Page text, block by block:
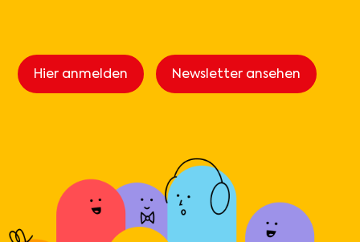
Hier anmelden Newsletter ansehen